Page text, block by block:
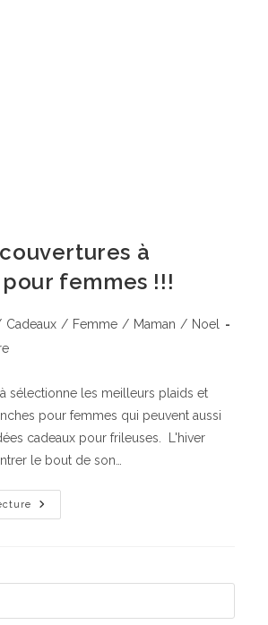
à
femmes !!!
Cadeaux / Femme / Maman / Noel
sélectionne les meilleurs plaids et
pour femmes qui peuvent aussi
cadeaux pour frileuses. L'hiver
le bout de son…
Plaids
Et
Femmes